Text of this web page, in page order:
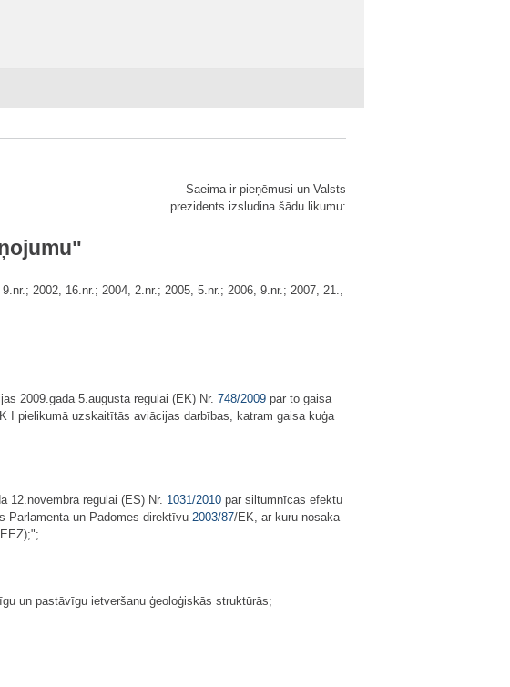
Saeima ir pieņēmusi un Valsts
prezidents izsludina šādu likumu:
2002, 16.nr.; 2004, 2.nr.; 2005, 5.nr.; 2006, 9.nr.; 2007, 21.,
2009.gada 5.augusta regulai (EK) Nr. 748/2009 par to gaisa
I pielikumā uzskaitītās aviācijas darbības, katram gaisa kuģa
12.novembra regulai (ES) Nr. 1031/2010 par siltumnīcas efektu
Parlamenta un Padomes direktīvu 2003/87/EK, ar kuru nosaka
un pastāvīgu ietveršanu ģeoloģiskās struktūrās;